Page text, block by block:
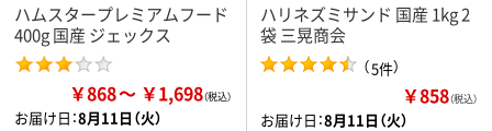
ハムスタープレミアムフード
400g 国産 ジェックス
￥868 ￥1,698
お届け日：8月11日（火）
ハリネズミサンド 国産 1kg 2
袋 三晃商会
（5件）
￥858（税込）
お届け日：8月11日（火）